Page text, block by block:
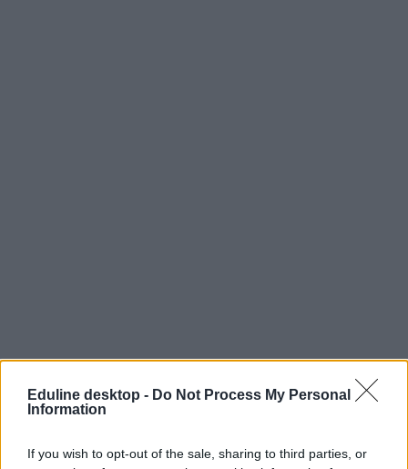
Eduline desktop - Do Not Process My Personal
Information
If you wish to opt-out of the sale, sharing to third parties, or